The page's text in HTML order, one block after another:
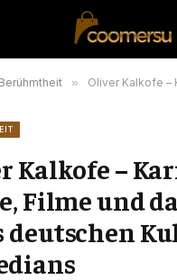
Berühmtheit » Oliver Kalkofe – Karriere, Satire,
Kalkofe –
Filme und
deutschen